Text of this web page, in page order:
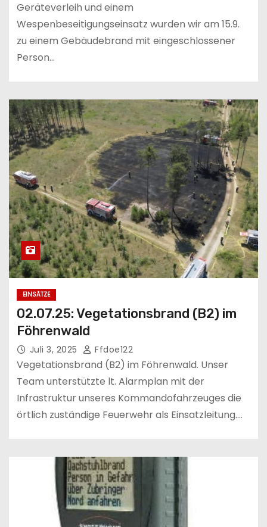
Geräteverleih und einem
Wespenbeseitigungseinsatz wurden wir am 15.9.
zu einem Gebäudebrand mit eingeschlossener
Person…
EINSÄTZE
02.07.25: Vegetationsbrand (B2) im
Föhrenwald
Juli 3, 2025 Ffdoe122
Vegetationsbrand (B2) im Föhrenwald. Unser
Team unterstützte lt. Alarmplan mit der
Infrastruktur unseres Kommandofahrzeuges die
örtlich zuständige Feuerwehr als Einsatzleitung.…